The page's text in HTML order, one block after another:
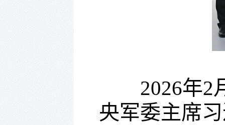
2026年2
央军委主席